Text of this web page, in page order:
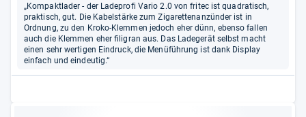
„Kompaktlader - der Ladeprofi Vario 2.0 von fritec ist quadratisch,
praktisch, gut. Die Kabelstärke zum Zigarettenanzünder ist in
Ordnung, zu den Kroko-Klemmen jedoch eher dünn, ebenso fallen
auch die Klemmen eher filigran aus. Das Ladegerät selbst macht
einen sehr wertigen Eindruck, die Menüführung ist dank Display
einfach und eindeutig.“